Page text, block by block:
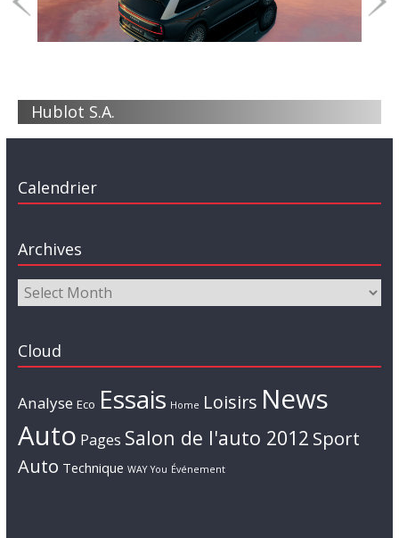
Hublot S.A.
Calendrier
Archives
Cloud
Analyse Eco Essais Home Loisirs News
Auto Pages Salon de l'auto 2012 Sport
Auto Technique WAY You Événement